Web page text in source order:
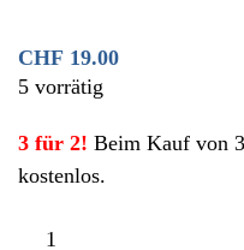
CHF 19.00
5 vorrätig
3 für 2! Beim Kauf von
kostenlos.
Kreuz-